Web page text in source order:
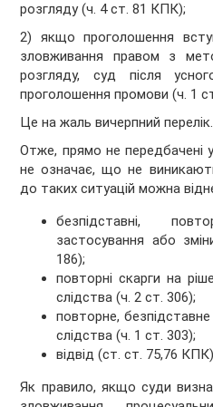
розгляду (ч. 4 ст. 81 КПК);
2) якщо проголошення
зловживання правом з
розгляду, суд після
проголошення промови (ч. 1
Це на жаль вичерпний перелік.
Отже, прямо не
не означає, що не
до таких ситуацій можна
безпідставні,
застосування або
186);
повторні скарги на
слідства (ч. 2 ст. 306);
повторне,
слідства (ч. 1 ст. 303);
відвід (ст. ст. 75,76
Як правило, якщо суди